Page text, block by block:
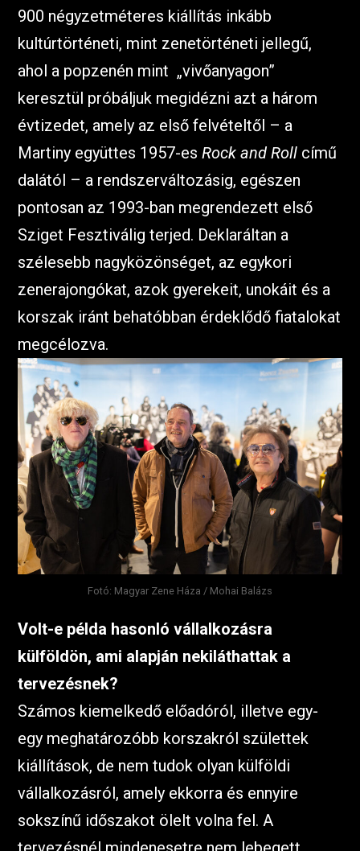
900 négyzetméteres kiállítás inkább
kultúrtörténeti, mint zenetörténeti jellegű,
ahol a popzenén mint „vivőanyagon”
keresztül próbáljuk megidézni azt a három
évtizedet, amely az első felvételtől – a
Martiny együttes 1957-esRock and Roll című
dalától – a rendszerváltozásig, egészen
pontosan az 1993-ban megrendezett első
Sziget Fesztiválig terjed. Deklaráltan a
szélesebb nagyközönséget, az egykori
zenerajongókat, azok gyerekeit, unokáit és a
korszak iránt behatóbban érdeklődő fiatalokat
megcélozva.
Fotó: Magyar Zene Háza / Mohai Balázs
Volt-e példa hasonló vállalkozásra
külföldön, ami alapján nekiláthattak a
tervezésnek?
Számos kiemelkedő előadóról, illetve egy-
egy meghatározóbb korszakról születtek
kiállítások, de nem tudok olyan külföldi
vállalkozásról, amely ekkorra és ennyire
sokszínű időszakot ölelt volna fel. A